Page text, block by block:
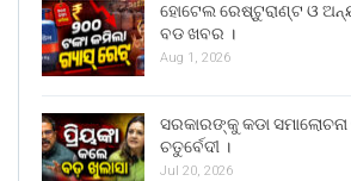
ହୋଟେଲ ରେଷ୍ଟୁରାଣ୍ଟ ଓ
ବଡ ଖବର ।
Aug 1, 2026
ସରକାରଙ୍କୁ କଡା
ଚତୁର୍ବେଦୀ ।
Jul 20, 2026